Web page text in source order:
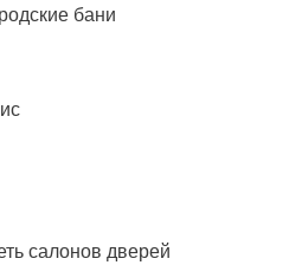
бани
салонов дверей